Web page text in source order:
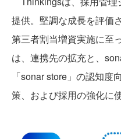
提供。堅調な成長を評価
第三者割当増資実施に至
は、連携先の拡充と、
「sonar store」の認知
策、および採用の強化に